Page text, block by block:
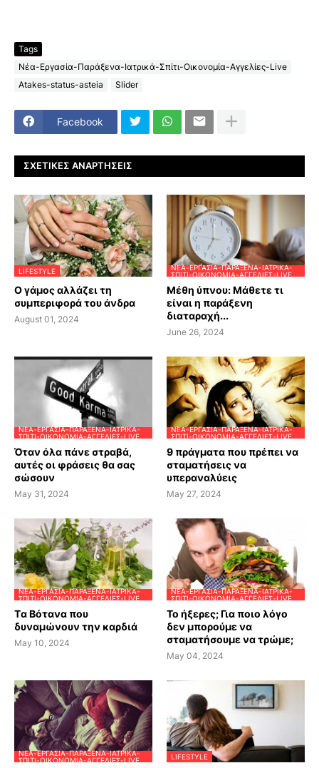
Tags
Νέα-Εργασία-Παράξενα-Ιατρικά-Σπίτι-Οικονομία-Αγγελίες-Live
Atakes-status-asteia
Slider
Facebook
ΣΧΕΤΙΚΈΣ ΑΝΑΡΤΉΣΕΙΣ
LIFESTYLE
Ο γάμος αλλάζει τη
συμπεριφορά του άνδρα
August 01, 2024
ΝΈΑ-ΕΡΓΑΣΊΑ-ΠΑΡΆΞΕΝΑ-ΙΑΤΡΙΚΆ-
ΣΠΊΤΙ-ΟΙΚΟΝΟΜΊΑ-ΑΓΓΕΛΊΕΣ-LIVE
Μέθη ύπνου: Μάθετε τι
είναι η παράξενη
διαταραχή...
June 26, 2024
ΝΈΑ-ΕΡΓΑΣΊΑ-ΠΑΡΆΞΕΝΑ-ΙΑΤΡΙΚΆ-
ΣΠΊΤΙ-ΟΙΚΟΝΟΜΊΑ-ΑΓΓΕΛΊΕΣ-LIVE
Όταν όλα πάνε στραβά,
αυτές οι φράσεις θα σας
σώσουν
May 31, 2024
ΝΈΑ-ΕΡΓΑΣΊΑ-ΠΑΡΆΞΕΝΑ-ΙΑΤΡΙΚΆ-
ΣΠΊΤΙ-ΟΙΚΟΝΟΜΊΑ-ΑΓΓΕΛΊΕΣ-LIVE
9 πράγματα που πρέπει να
σταματήσεις να
υπεραναλύεις
May 27, 2024
ΝΈΑ-ΕΡΓΑΣΊΑ-ΠΑΡΆΞΕΝΑ-ΙΑΤΡΙΚΆ-
ΣΠΊΤΙ-ΟΙΚΟΝΟΜΊΑ-ΑΓΓΕΛΊΕΣ-LIVE
Tα Βότανα που
δυναμώνουν την καρδιά
May 10, 2024
ΝΈΑ-ΕΡΓΑΣΊΑ-ΠΑΡΆΞΕΝΑ-ΙΑΤΡΙΚΆ-
ΣΠΊΤΙ-ΟΙΚΟΝΟΜΊΑ-ΑΓΓΕΛΊΕΣ-LIVE
Το ήξερες; Για ποιο λόγο
δεν μπορούμε να
σταματήσουμε να τρώμε;
May 04, 2024
ΝΈΑ-ΕΡΓΑΣΊΑ-ΠΑΡΆΞΕΝΑ-ΙΑΤΡΙΚΆ-
ΣΠΊΤΙ-ΟΙΚΟΝΟΜΊΑ-ΑΓΓΕΛΊΕΣ-LIVE
LIFESTYLE